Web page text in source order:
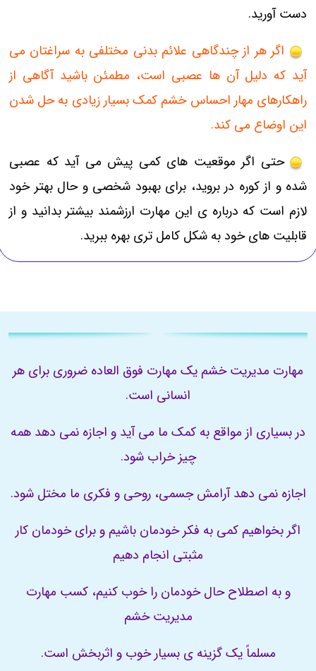
دست آورید.
اگر هر از چندگاهی علائم بدنی مختلفی به سراغتان می
آید که دلیل آن ها عصبی است، مطمئن باشید آگاهی از
راهکارهای مهار احساس خشم کمک بسیار زیادی به حل شدن
این اوضاع می کند.
حتی اگر موقعیت های کمی پیش می آید که عصبی
شده و از کوره در بروید، برای بهبود شخصی و حال بهتر خود
لازم است که درباره ی این مهارت ارزشمند بیشتر بدانید و از
قابلیت های خود به شکل کامل تری بهره ببرید.
مهارت مدیریت خشم یک مهارت فوق العاده ضروری برای هر
انسانی است.
در بسیاری از مواقع به کمک ما می آید و اجازه نمی دهد همه
چیز خراب شود.
اجازه نمی دهد آرامش جسمی، روحی و فکری ما مختل شود.
اگر بخواهیم کمی به فکر خودمان باشیم و برای خودمان کار
مثبتی انجام دهیم
و به اصطلاح حال خودمان را خوب کنیم، کسب مهارت
مدیریت خشم
مسلماً یک گزینه ی بسیار خوب و اثربخش است.